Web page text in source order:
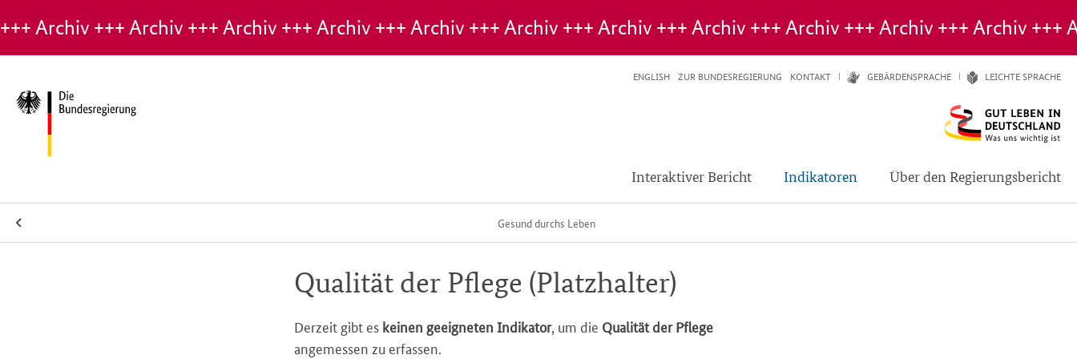
Archiv-
Seite
Interaktiver Bericht Indikatoren Über den Regierungsbericht
ENGLISH ZUR BUNDESREGIERUNG KONTAKT GE­BÄR­DEN­SPRA­CHE LEICH­TE SPRA­CHE
Gesund durchs Leben
Qua­li­tät der Pfle­ge (Platz­hal­ter)
Derzeit gibt es keinen geeigneten Indikator, um die Qualität der Pflege
angemessen zu erfassen.